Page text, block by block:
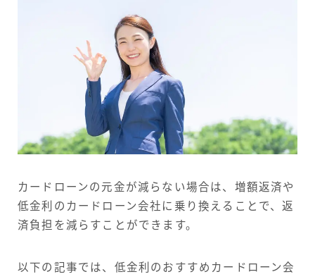
カードローンの元金が減らない場合は、増額返済や
低金利のカードローン会社に乗り換えることで、返
済負担を減らすことができます。
以下の記事では、低金利のおすすめカードローン会